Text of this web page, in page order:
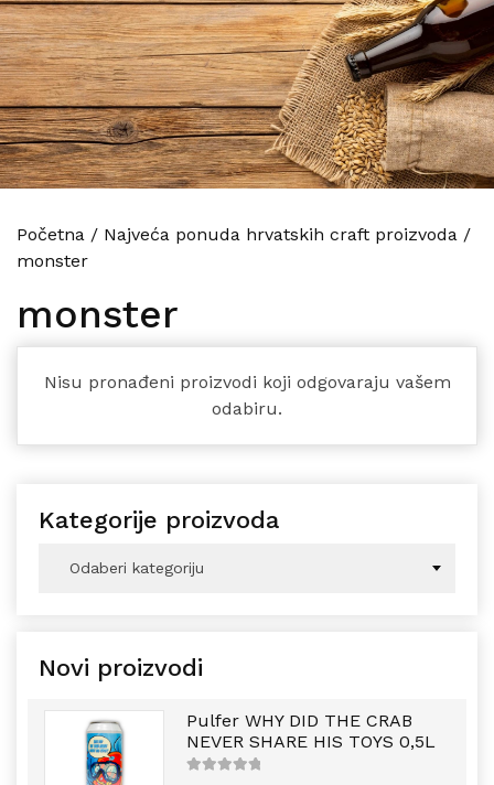
Početna / Najveća ponuda hrvatskih craft proizvoda /
monster
monster
Nisu pronađeni proizvodi koji odgovaraju vašem
odabiru.
Kategorije proizvoda
Odaberi kategoriju
Novi proizvodi
Pulfer WHY DID THE CRAB
NEVER SHARE HIS TOYS 0,5L